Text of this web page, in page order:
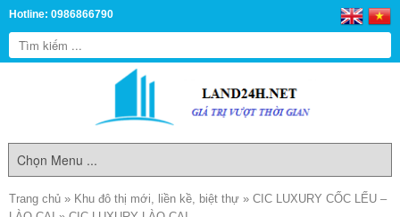
Hotline: 0986866790
Trang chủ » Khu đô thị mới, liền kề, biệt thự » CIC LUXURY CỐC LẾU –